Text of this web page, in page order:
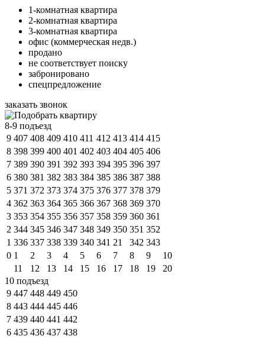
1-комнатная квартира
2-комнатная квартира
3-комнатная квартира
офис (коммерческая недв.)
продано
не соответствует поиску
забронировано
спецпредложение
заказать звонок
8-9 подъезд
9 407 408 409 410 411 412 413 414 415
8 398 399 400 401 402 403 404 405 406
7 389 390 391 392 393 394 395 396 397
6 380 381 382 383 384 385 386 387 388
5 371 372 373 374 375 376 377 378 379
4 362 363 364 365 366 367 368 369 370
3 353 354 355 356 357 358 359 360 361
2 344 345 346 347 348 349 350 351 352
1 336 337 338 339 340 341 21 342 343
0 1 2 3 4 5 6 7 8 9
10
11
12 13 14 15 16 17 18 19
20
10 подъезд
9 447 448 449 450
8 443 444 445 446
7 439 440 441 442
6 435 436 437 438